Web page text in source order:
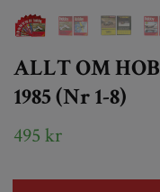
ALLT OM
1985 (Nr 1-8)
495 kr